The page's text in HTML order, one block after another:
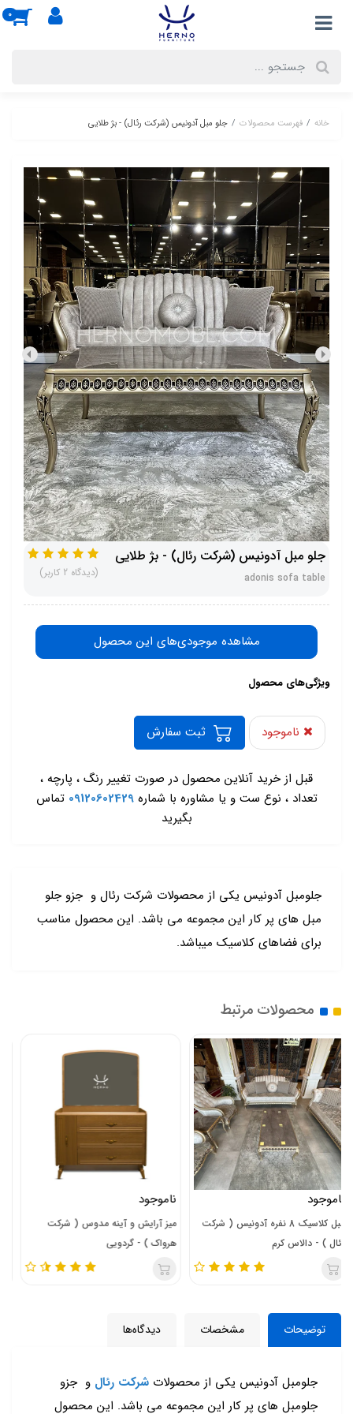
0
خانه فهرست محصولات جلو مبل آدونیس (شرکت رئال) - بژ طلایی
جلو مبل آدونیس (شرکت رئال) - بژ طلایی
adonis sofa table (دیدگاه 2 کاربر)
مشاهده موجودی‌های این محصول
ویژگی‌های محصول
ناموجود
ثبت سفارش
قبل از خرید آنلاین محصول در صورت تغییر رنگ ، پارچه ،
تعداد ، نوع ست و یا مشاوره با شماره09120602429 تماس
بگیرید
جلومبل آدونیس یکی از محصولات شرکت رئال و جزو جلو
مبل های پر کار این مجموعه می باشد. این محصول مناسب
برای فضاهای کلاسیک میباشد.
محصولات مرتبط
ناموجود
میز آرایش و آینه مدوس ( شرکت
هرواک ) - گردویی
181,500,000
مبل 5 نفره ال مروارید( شرکت هرواک
)-تسلا طوسی
توضیحات مشخصات دیدگاه‌ها
جلومبل آدونیس یکی از محصولات شرکت رئال و جزو
جلومبل های پر کار این مجموعه می باشد. این محصول